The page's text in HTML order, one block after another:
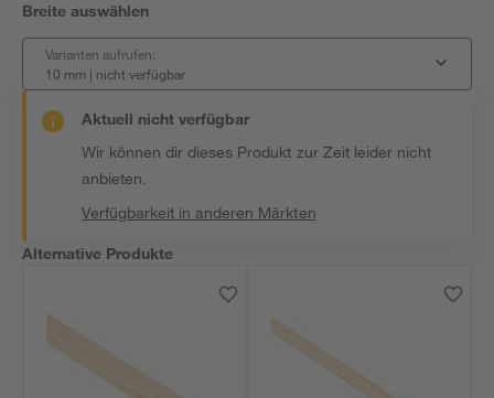
Breite auswählen
Varianten aufrufen:
10 mm | nicht verfügbar
Aktuell nicht verfügbar
Wir können dir dieses Produkt zur Zeit leider nicht
anbieten.
Verfügbarkeit in anderen Märkten
Alternative Produkte